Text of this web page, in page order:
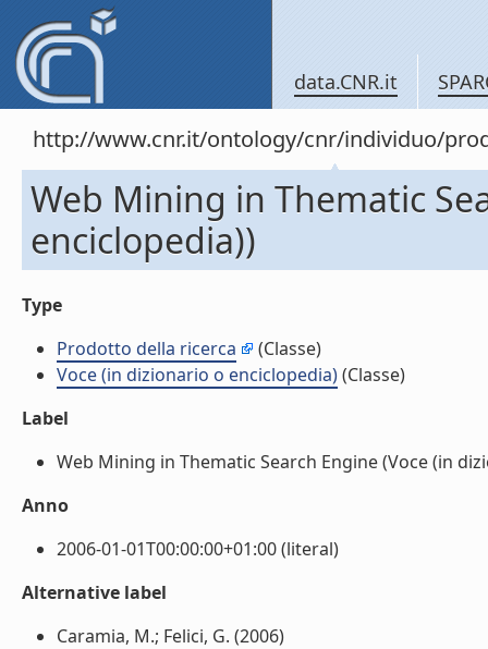
data.CNR.it
http://www.cnr.it/ontology/cnr/individuo/
Web Mining in Thematic
enciclopedia))
Type
Prodotto della ricerca
(Classe)
Voce (in dizionario o enciclopedia)(Classe)
Label
Web Mining in Thematic Search Engine (Voce (in
Anno
2006-01-01T00:00:00+01:00 (literal)
Alternative label
Caramia, M.; Felici, G. (2006)